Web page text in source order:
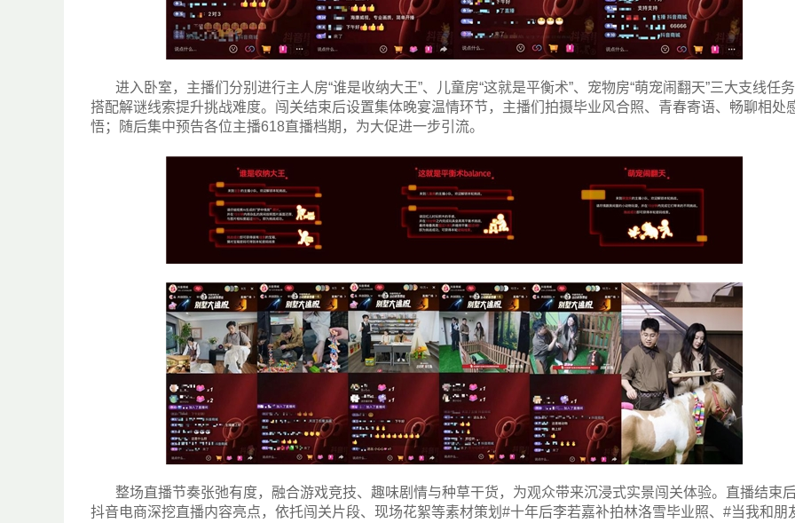
进入卧室，主播们分别进行主人房“谁是收纳大王”、儿童房“这就是平衡术”、宠物房“萌宠闹翻天”三大支线任
搭配解谜线索提升挑战难度。闯关结束后设置集体晚宴温情环节，主播们拍摄毕业风合照、青春寄语、畅聊相处
悟；随后集中预告各位主播618直播档期，为大促进一步引流。
整场直播节奏张弛有度，融合游戏竞技、趣味剧情与种草干货，为观众带来沉浸式实景闯关体验。直播结束
抖音电商深挖直播内容亮点，依托闯关片段、现场花絮等素材策划#十年后李若嘉补拍林洛雪毕业照、#当我和朋